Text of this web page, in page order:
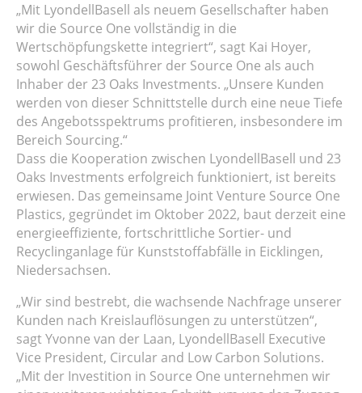
„Mit LyondellBasell als neuem Gesellschafter haben
wir die Source One vollständig in die
Wertschöpfungskette integriert“, sagt Kai Hoyer,
sowohl Geschäftsführer der Source One als auch
Inhaber der 23 Oaks Investments. „Unsere Kunden
werden von dieser Schnittstelle durch eine neue Tiefe
des Angebotsspektrums profitieren, insbesondere im
Bereich Sourcing.“
Dass die Kooperation zwischen LyondellBasell und 23
Oaks Investments erfolgreich funktioniert, ist bereits
erwiesen. Das gemeinsame Joint Venture Source One
Plastics, gegründet im Oktober 2022, baut derzeit eine
energieeffiziente, fortschrittliche Sortier- und
Recyclinganlage für Kunststoffabfälle in Eicklingen,
Niedersachsen.
„Wir sind bestrebt, die wachsende Nachfrage unserer
Kunden nach Kreislauflösungen zu unterstützen“,
sagt Yvonne van der Laan, LyondellBasell Executive
Vice President, Circular and Low Carbon Solutions.
„Mit der Investition in Source One unternehmen wir